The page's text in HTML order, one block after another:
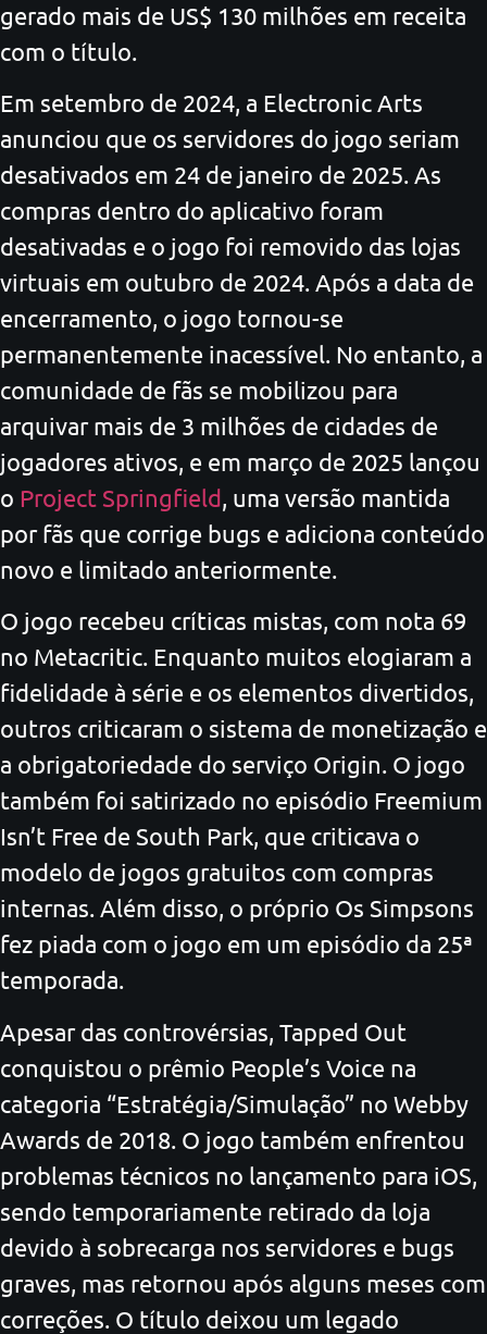
gerado mais de US$ 130 milhões em receita
com o título.
Em setembro de 2024, a Electronic Arts
anunciou que os servidores do jogo seriam
desativados em 24 de janeiro de 2025. As
compras dentro do aplicativo foram
desativadas e o jogo foi removido das lojas
virtuais em outubro de 2024. Após a data de
encerramento, o jogo tornou-se
permanentemente inacessível. No entanto, a
comunidade de fãs se mobilizou para
arquivar mais de 3 milhões de cidades de
jogadores ativos, e em março de 2025 lançou
o Project Springfield, uma versão mantida
por fãs que corrige bugs e adiciona conteúdo
novo e limitado anteriormente.
O jogo recebeu críticas mistas, com nota 69
no Metacritic. Enquanto muitos elogiaram a
fidelidade à série e os elementos divertidos,
outros criticaram o sistema de monetização e
a obrigatoriedade do serviço Origin. O jogo
também foi satirizado no episódio Freemium
Isn’t Free de South Park, que criticava o
modelo de jogos gratuitos com compras
internas. Além disso, o próprio Os Simpsons
fez piada com o jogo em um episódio da 25ª
temporada.
Apesar das controvérsias, Tapped Out
conquistou o prêmio People’s Voice na
categoria “Estratégia/Simulação” no Webby
Awards de 2018. O jogo também enfrentou
problemas técnicos no lançamento para iOS,
sendo temporariamente retirado da loja
devido à sobrecarga nos servidores e bugs
graves, mas retornou após alguns meses com
correções. O título deixou um legado